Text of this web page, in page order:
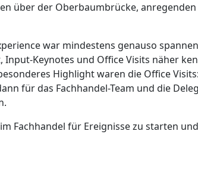
über der Oberbaumbrücke,
war mindestens genauso
Keynotes und Office Visits näher
Highlight waren die Office
für das Fachhandel-Team und die
Fachhandel für Ereignisse zu starten